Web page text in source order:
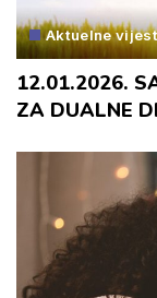
Aktuelne
12.01.2026.
ZA DUALNE